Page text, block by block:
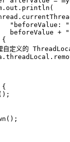
"beforeValue: "
beforeValue +
{
定义的
{